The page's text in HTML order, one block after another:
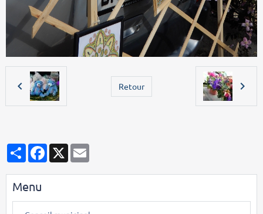
Retour
PartagerFacebook
X
Menu